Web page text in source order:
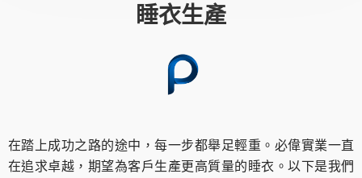
睡衣生產
在踏上成功之路的途中，每一步都舉足輕重。必偉實業一直
在追求卓越，期望為客戶生產更高質量的睡衣。以下是我們